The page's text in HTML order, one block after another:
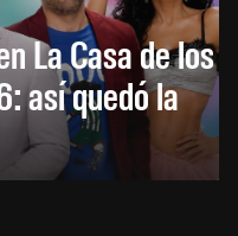
La Casa de los
así quedó la